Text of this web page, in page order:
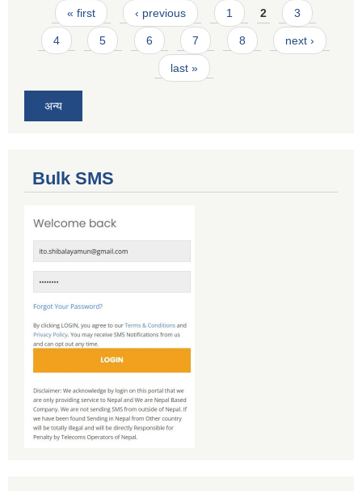
Pages
« first ‹ previous 1 2 3
4 5 6 7 8 next ›
last »
अन्य
Bulk SMS